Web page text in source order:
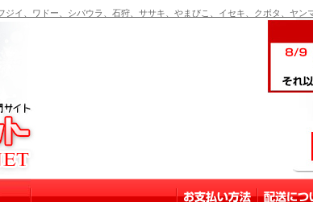
、ワドー、シバウラ、石狩、ササキ、やまびこ、イセキ、クボタ、ヤン